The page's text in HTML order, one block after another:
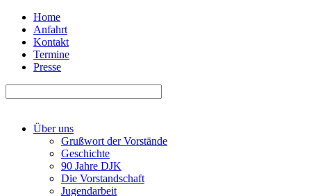
Home
Anfahrt
Kontakt
Termine
Presse
Über uns
Grußwort der Vorstände
Geschichte
90 Jahre DJK
Die Vorstandschaft
Jugendarbeit